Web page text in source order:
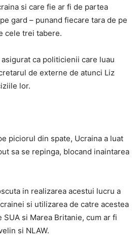
si care fie ar fi de partea
gard – punand fiecare tara de pe
cele trei tabere.
ca politicienii care luau
de externe de atunci Liz
lor.
piciorul din spate, Ucraina a luat
sa se repinga, blocand inaintarea
in realizarea acestui lucru a
si utilizarea de catre acestea
si Marea Britanie, cum ar fi
si NLAW.